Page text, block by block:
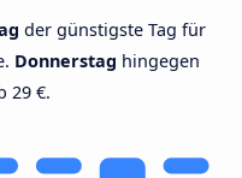
der günstigste Tag für
Donnerstag hingegen
29 €.